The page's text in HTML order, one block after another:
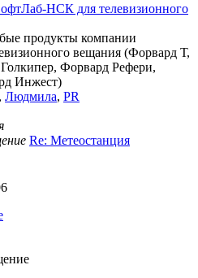
НСК для телевизионного
продукты компании
вещания (Форвард Т,
Форвард Рефери,
Инжест)
, Людмила, PR
Re: Метеостанция